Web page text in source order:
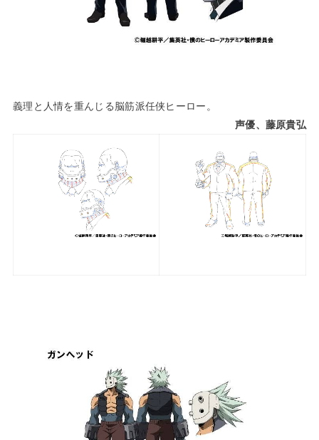
義理と人情を重んじる脳筋派任侠ヒーロー。
声優、藤原貴弘